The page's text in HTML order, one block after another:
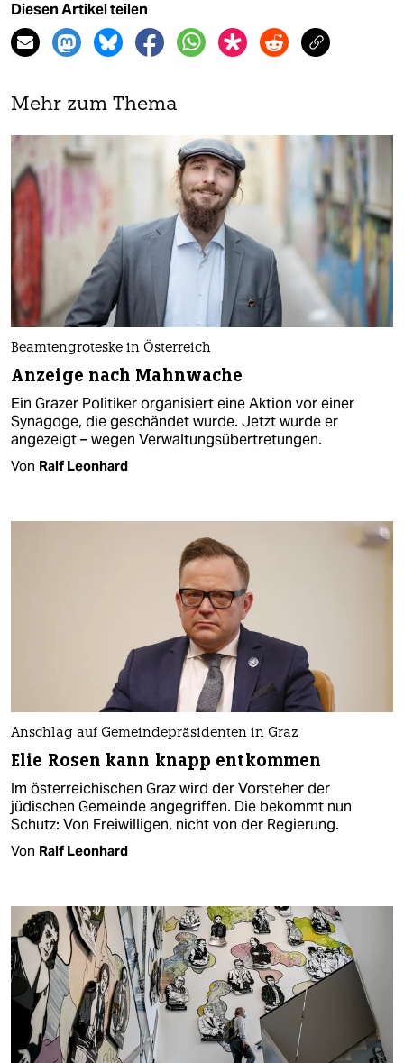
Diesen Artikel teilen
Mehr zum Thema
Beamtengroteske in Österreich
Anzeige nach Mahnwache
Ein Grazer Politiker organisiert eine Aktion vor einer
Synagoge, die geschändet wurde. Jetzt wurde er
angezeigt – wegen Verwaltungsübertretungen.
Von Ralf Leonhard
Anschlag auf Gemeindepräsidenten in Graz
Elie Rosen kann knapp entkommen
Im österreichischen Graz wird der Vorsteher der
jüdischen Gemeinde angegriffen. Die bekommt nun
Schutz: Von Freiwilligen, nicht von der Regierung.
Von Ralf Leonhard